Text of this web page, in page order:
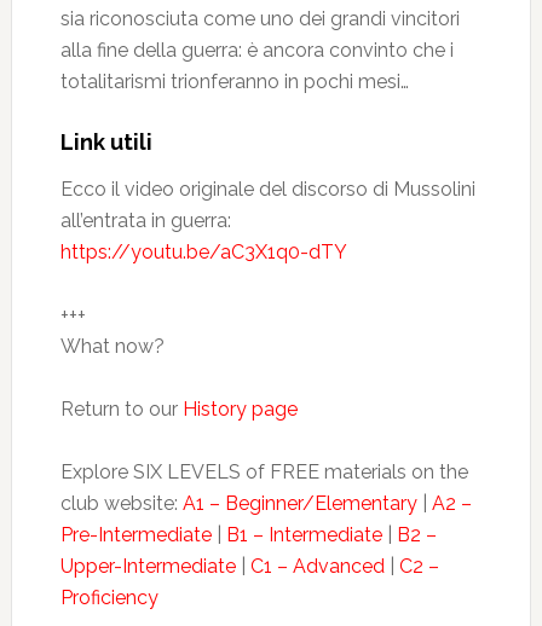
sia riconosciuta come uno dei grandi vincitori
alla fine della guerra: è ancora convinto che i
totalitarismi trionferanno in pochi mesi…
Link utili
Ecco il video originale del discorso di Mussolini
all’entrata in guerra:
https://youtu.be/aC3X1q0-dTY
+++
What now?
Return to our History page
Explore SIX LEVELS of FREE materials on the
club website: A1 – Beginner/Elementary| A2 –
Pre-Intermediate| B1 – Intermediate| B2 –
Upper-Intermediate| C1 – Advanced| C2 –
Proficiency